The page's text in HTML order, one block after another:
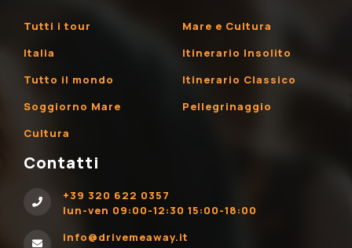
Tutti i tour
Italia
Tutto il mondo
Soggiorno Mare
Cultura
Mare e Cultura
Itinerario Insolito
Itinerario Classico
Pellegrinaggio
Contatti
+39 320 622 0357
lun-ven 09:00-12:30 15:00-18:00
info@drivemeaway.it